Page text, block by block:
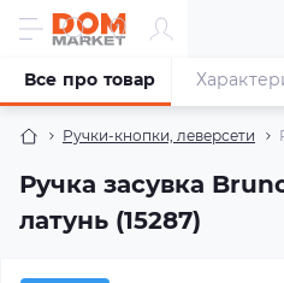
Ручки-кнопки, леверсети
Ручка засувка
латунь (15287)
Все про товар